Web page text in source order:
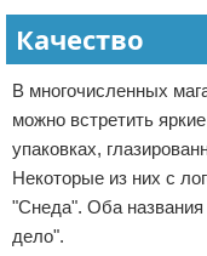
Качество
В многочисленных
можно встретить
упаковках,
Некоторые из них с
"Снеда". Оба
дело".